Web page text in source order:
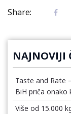
Share:
NAJNOVIJI
Taste and
BiH priča onako
Više od 15.000